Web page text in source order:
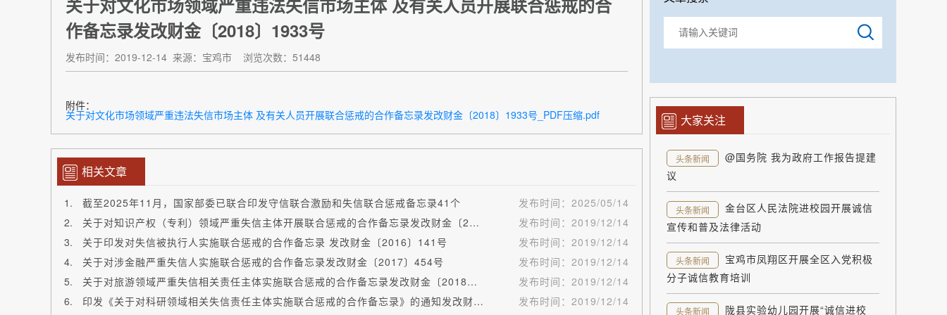
关于对文化市场领域严重违法失信市场主体 及有关人员开展联合惩戒的合
作备忘录发改财金〔2018〕1933号
发布时间：2019-12-14 来源：宝鸡市 浏览次数：51448
附件：
关于对文化市场领域严重违法失信市场主体 及有关人员开展联合惩戒的合作备忘录发改财金〔2018〕1933号_PDF压缩.pdf
相关文章
截至2025年11月，国家部委已联合印发守信联合激励和失信联合惩戒备忘录41个 发布时间： 2025/05/14
关于对知识产权（专利）领域严重失信主体开展联合惩戒的合作备忘录发改财金〔2018〕1702号
发布时间： 2019/12/14
关于印发对失信被执行人实施联合惩戒的合作备忘录 发改财金〔2016〕141号
发布时间： 2019/12/14
关于对涉金融严重失信人实施联合惩戒的合作备忘录发改财金〔2017〕454号
发布时间： 2019/12/14
关于对旅游领域严重失信相关责任主体实施联合惩戒的合作备忘录发改财金〔2018〕737号
发布时间： 2019/12/14
印发《关于对科研领域相关失信责任主体实施联合惩戒的合作备忘录》的通知发改财金〔2018〕1600号
发布时间： 2019/12/14
大家关注
头条新闻
@国务院 我为政府工作报告提建
议
头条新闻
金台区人民法院进校园开展诚信
宣传和普及法律活动
头条新闻
宝鸡市凤翔区开展全区入党积极
分子诚信教育培训
头条新闻 陇县实验幼儿园开展“诚信进校